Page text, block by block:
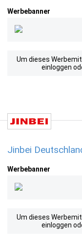
Werbebanner
Um dieses
einloggen
Jinbei
Werbebanner
Um dieses
einloggen